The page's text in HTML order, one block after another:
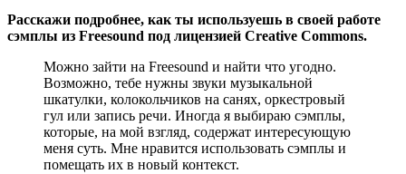
Расскажи подробнее, как ты используешь в своей работе
сэмплы из Freesound под лицензией Creative Commons.
Можно зайти на Freesound и найти что угодно.
Возможно, тебе нужны звуки музыкальной
шкатулки, колокольчиков на санях, оркестровый
гул или запись речи. Иногда я выбираю сэмплы,
которые, на мой взгляд, содержат интересующую
меня суть. Мне нравится использовать сэмплы и
помещать их в новый контекст.